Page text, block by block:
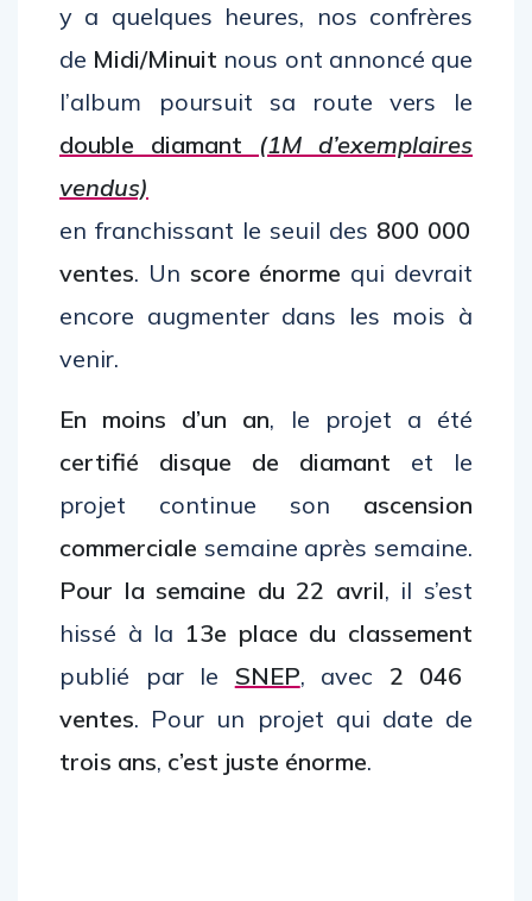
y a quelques heures, nos confrères
de Midi/Minuit nous ont annoncé que
l’album poursuit sa route vers le
double diamant
(1M d’exemplaires
vendus)
en franchissant le seuil des 800 000
ventes. Un score énorme qui devrait
encore augmenter dans les mois à
venir.
En moins d’un an, le projet a été
certifié disque de diamant et le
projet continue son ascension
commerciale semaine après semaine.
Pour la semaine du 22 avril, il s’est
hissé à la 13e place du classement
publié par le SNEP, avec 2 046
ventes. Pour un projet qui date de
trois ans, c’est juste énorme.